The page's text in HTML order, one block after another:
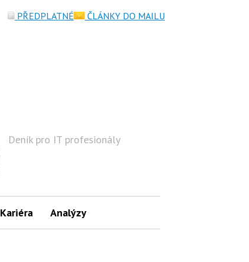
Deník pro IT profesionály
Kariéra Analýzy
PŘEDPLATNÉ ČLÁNKY DO MAILU